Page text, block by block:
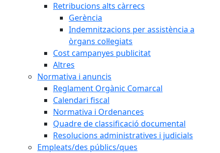
Retribucions alts càrrecs
Gerència
Indemnitzacions per assistència a
òrgans col·legiats
Cost campanyes publicitat
Altres
Normativa i anuncis
Reglament Orgànic Comarcal
Calendari fiscal
Normativa i Ordenances
Quadre de classificació documental
Resolucions administratives i judicials
Empleats/des públics/ques